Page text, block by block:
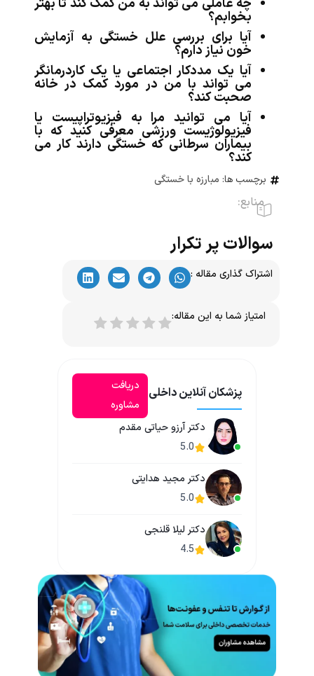
بخوابم؟
آیا برای بررسی علل خستگی به آزمایش
خون نیاز دارم؟
آیا یک مددکار اجتماعی یا یک کاردرمانگر
می تواند با من در مورد کمک در خانه
صحبت کند؟
آیا می توانید مرا به فیزیوتراپیست یا
فیزیولوژیست ورزشی معرفی کنید که با
بیماران سرطانی که خستگی دارند کار می
کند؟
برچسب ها: مبارزه با خستگی
منابع:
سوالات پر تکرار
اشتراک گذاری مقاله :
امتیاز شما به این مقاله:
پزشکان آنلاین داخلی
دریافت
مشاوره
دکتر آرزو حیاتی مقدم
5.0
دکتر مجید هدایتی
5.0
دکتر لیلا قلنجی
4.5